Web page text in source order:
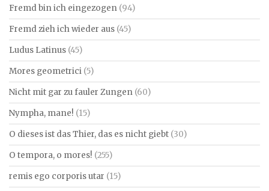
Fremd bin ich eingezogen (94)
Fremd zieh ich wieder aus (45)
Ludus Latinus (45)
Mores geometrici (5)
Nicht mit gar zu fauler Zungen (60)
Nympha, mane! (15)
O dieses ist das Thier, das es nicht giebt (30)
O tempora, o mores! (255)
remis ego corporis utar (15)